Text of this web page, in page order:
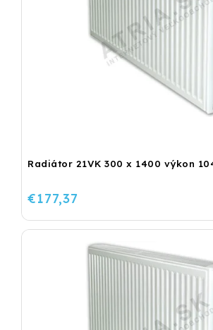
Radiátor 21VK 300 x 1400 výkon
€177,37